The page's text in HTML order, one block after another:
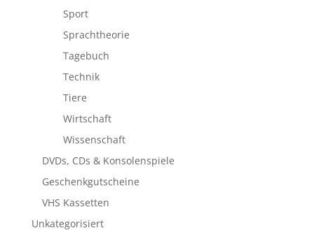
Sport
Sprachtheorie
Tagebuch
Technik
Tiere
Wirtschaft
Wissenschaft
DVDs, CDs & Konsolenspiele
Geschenkgutscheine
VHS Kassetten
Unkategorisiert